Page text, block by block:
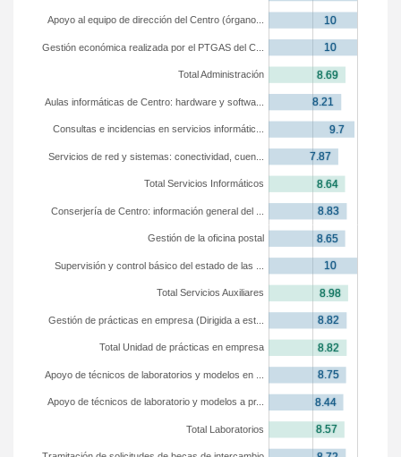
Total Laboratorios
Apoyo de técnicos de laboratorio y modelos a pr...
Apoyo de técnicos de laboratorios y modelos en ...
Total Unidad de prácticas en empresa
Gestión de prácticas en empresa (Dirigida a est...
Total Servicios Auxiliares
Supervisión y control básico del estado de las ...
Gestión de la oficina postal
Conserjería de Centro: información general del ...
Total Servicios Informáticos
Servicios de red y sistemas: conectividad, cuen...
Consultas e incidencias en servicios informátic...
Aulas informáticas de Centro: hardware y softwa...
Total Administración
Gestión económica realizada por el PTGAS del C...
Apoyo al equipo de dirección del Centro (órgano...